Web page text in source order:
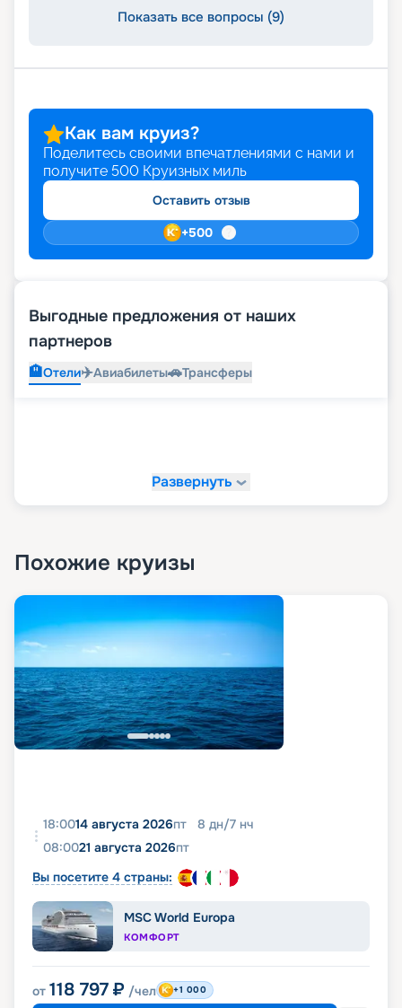
Показать все вопросы (9)
Как вам круиз?
Поделитесь своими впечатлениями с нами и
получите 500 Круизных миль
Оставить отзыв
+500
Выгодные предложения от наших
партнеров
🏨Отели✈️Авиабилеты🚗Трансферы
Развернуть
Похожие круизы
18:0014 августа 2026пт 8 дн/7 нч
08:0021 августа 2026пт
Вы посетите 4 страны:
MSC World Europa
КОМФОРТ
от 118 797 ₽ /чел +1 000